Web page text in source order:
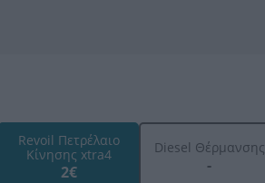
Revoil Πετρέλαιο
Κίνησης xtra4
2€
Diesel Θέρμανσης
-